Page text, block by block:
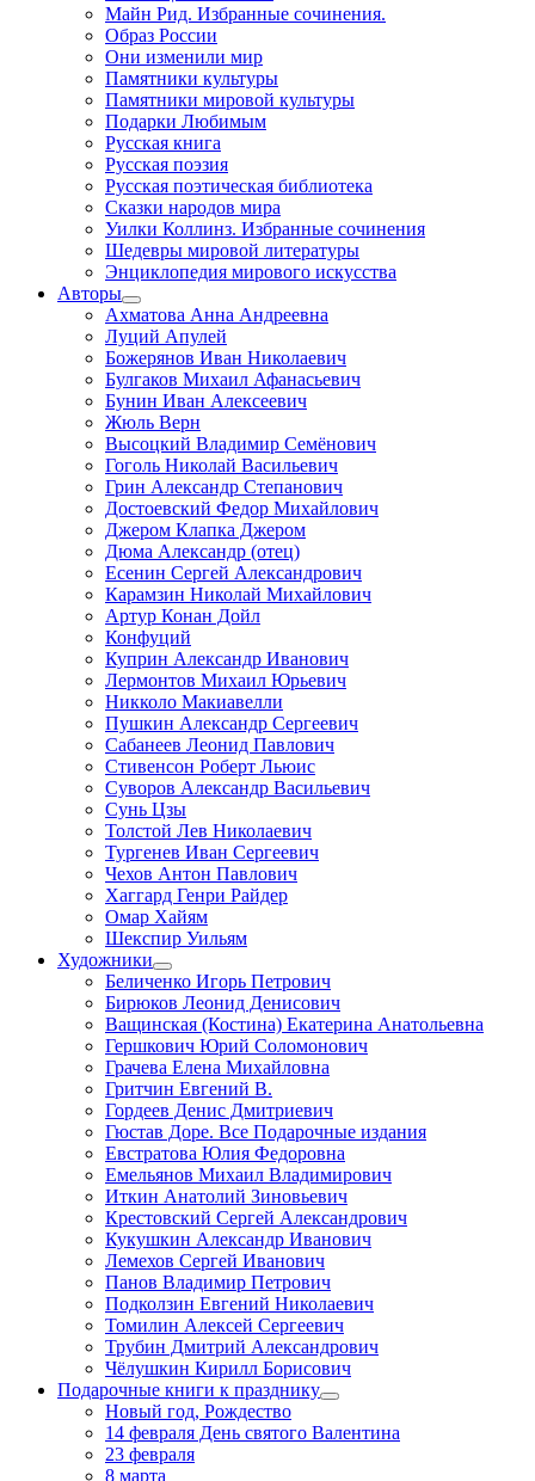
Майн Рид. Избранные сочинения.
Образ России
Они изменили мир
Памятники культуры
Памятники мировой культуры
Подарки Любимым
Русская книга
Русская поэзия
Русская поэтическая библиотека
Сказки народов мира
Уилки Коллинз. Избранные сочинения
Шедевры мировой литературы
Энциклопедия мирового искусства
Авторы
Ахматова Анна Андреевна
Луций Апулей
Божерянов Иван Николаевич
Булгаков Михаил Афанасьевич
Бунин Иван Алексеевич
Жюль Верн
Высоцкий Владимир Семёнович
Гоголь Николай Васильевич
Грин Александр Степанович
Достоевский Федор Михайлович
Джером Клапка Джером
Дюма Александр (отец)
Есенин Сергей Александрович
Карамзин Николай Михайлович
Артур Конан Дойл
Конфуций
Куприн Александр Иванович
Лермонтов Михаил Юрьевич
Никколо Макиавелли
Пушкин Александр Сергеевич
Сабанеев Леонид Павлович
Стивенсон Роберт Льюис
Суворов Александр Васильевич
Сунь Цзы
Толстой Лев Николаевич
Тургенев Иван Сергеевич
Чехов Антон Павлович
Хаггард Генри Райдер
Омар Хайям
Шекспир Уильям
Художники
Беличенко Игорь Петрович
Бирюков Леонид Денисович
Ващинская (Костина) Екатерина Анатольевна
Гершкович Юрий Соломонович
Грачева Елена Михайловна
Гритчин Евгений В.
Гордеев Денис Дмитриевич
Гюстав Доре. Все Подарочные издания
Евстратова Юлия Федоровна
Емельянов Михаил Владимирович
Иткин Анатолий Зиновьевич
Крестовский Сергей Александрович
Кукушкин Александр Иванович
Лемехов Сергей Иванович
Панов Владимир Петрович
Подколзин Евгений Николаевич
Томилин Алексей Сергеевич
Трубин Дмитрий Александрович
Чёлушкин Кирилл Борисович
Подарочные книги к празднику
Новый год, Рождество
14 февраля День святого Валентина
23 февраля
8 марта